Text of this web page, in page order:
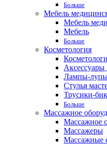
Больше
Мебель
Мебель
Мебель
Больше
Косметология
Аксессуары
Лампы-
Стулья
Трусики-
Больше
Массажное
Массажное
Массажеры
Массажные